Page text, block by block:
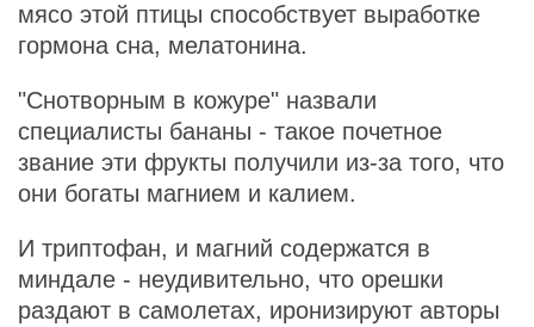
мясо этой птицы способствует выработке
гормона сна, мелатонина.
"Снотворным в кожуре" назвали
специалисты бананы - такое почетное
звание эти фрукты получили из-за того, что
они богаты магнием и калием.
И триптофан, и магний содержатся в
миндале - неудивительно, что орешки
раздают в самолетах, иронизируют авторы